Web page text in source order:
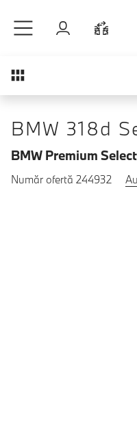
Autentificare
Prezentare generală
BMW 318d
BMW Premium
Număr ofertă 244932